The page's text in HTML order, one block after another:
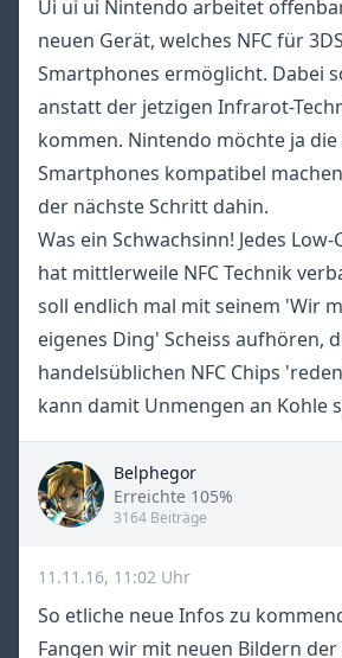
Ui ui ui Nintendo arbeitet
neuen Gerät, welches NFC für
Smartphones ermöglicht. Dabei
anstatt der jetzigen Infrarot-
kommen. Nintendo möchte ja
Smartphones kompatibel
der nächste Schritt dahin.
Was ein Schwachsinn! Jedes
hat mittlerweile NFC Technik
soll endlich mal mit seinem 'Wir
eigenes Ding' Scheiss aufhören,
handelsüblichen NFC Chips
kann damit Unmengen an Kohle
Belphegor
Title
Erreichte 105%
3164 Beiträge
11.11.16, 11:02 Uhr
So etliche neue Infos zu
Fangen wir mit neuen Bildern der